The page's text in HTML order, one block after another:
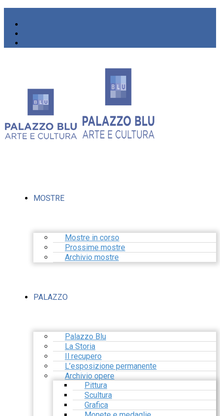
MOSTRE
Mostre in corso
Prossime mostre
Archivio mostre
PALAZZO
Palazzo Blu
La Storia
Il recupero
L’esposizione permanente
Archivio opere
Pittura
Scultura
Grafica